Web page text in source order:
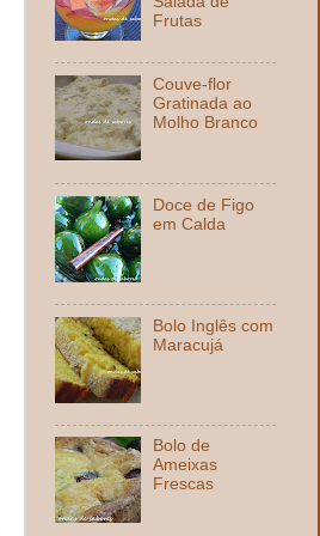
Frutas
Couve-flor
Gratinada ao
Molho Branco
Doce de Figo
em Calda
Bolo Inglês com
Maracujá
Bolo de
Ameixas
Frescas